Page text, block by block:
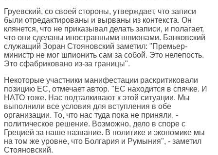
Груевский, со своей стороны, утверждает, что записи
были отредактированы и вырваны из контекста. Он
клянется, что не приказывал делать записи, и полагает,
что они сделаны иностранными шпионами. Банковский
служащий Зоран Стояновский заметил: "Премьер-
министр не мог шпионить сам за собой. Это нелепость.
Это сфабриковано из-за границы".
Некоторые участники манифестации раскритиковали
позицию ЕС, отмечает автор. "ЕС находится в спячке. И
НАТО тоже. Нас подталкивают к этой ситуации. Мы
выполнили все условия для вступления в обе
организации. То, что нас туда пока не приняли, -
политическое решение. Возможно, дело в споре с
Грецией за наше название. В политике и экономике мы
на том же уровне, что Болгария и Румыния", - заметил
Стояновский.